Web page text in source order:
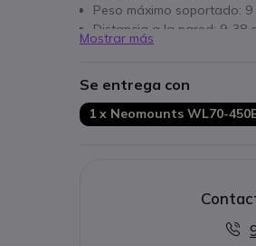
Peso máximo soportado: 9
Distancia a la pared: 9-38
Rápido (des)montaje con
Mostrar más
Se entrega con
1 x Neomounts WL70-